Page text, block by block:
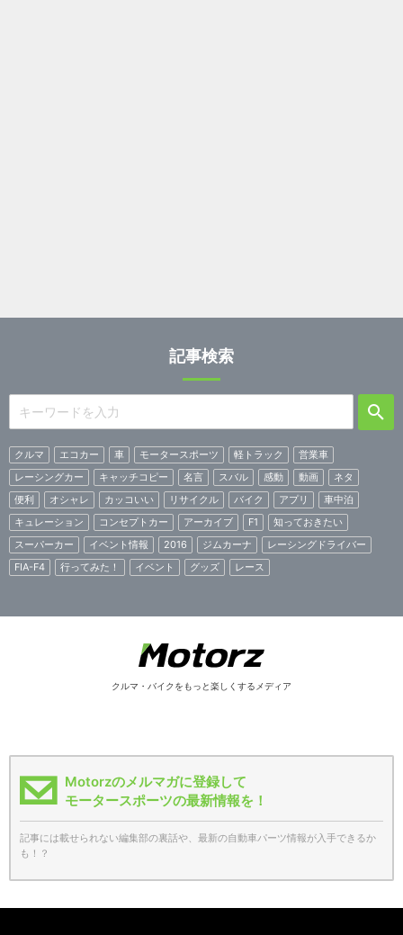
記事検索
クルマ エコカー 車 モータースポーツ 軽トラック
営業車
レーシングカー
キャッチコピー 名言 スバル 感動 動画
ネタ
便利
オシャレ カッコいい リサイクル バイク アプリ
車中泊
キュレーション
コンセプトカー アーカイブ F1
知っておきたい
スーパーカー
イベント情報 2016 ジムカーナ
レーシングドライバー
FIA-F4
行ってみた！ イベント グッズ レース
クルマ・バイクをもっと楽しくするメディア
Motorzのメルマガに登録して
モータースポーツの最新情報を！
記事には載せられない編集部の裏話や、最新の自動車パーツ情報が入手できるか
も！？